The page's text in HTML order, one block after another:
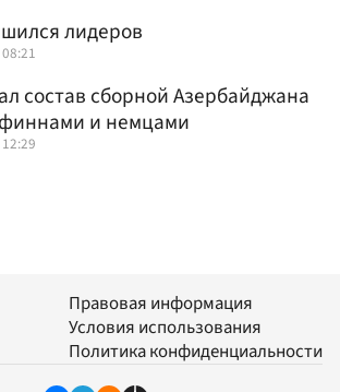
лидеров
состав сборной Азербайджана
и немцами
Правовая информация
Условия использования
Политика конфиденциальности